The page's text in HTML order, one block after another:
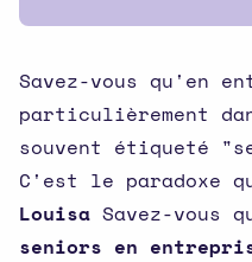
Savez-vous qu'en
particulièrement
souvent étiqueté
C'est le paradoxe
Louisa Savez-vous
seniors en